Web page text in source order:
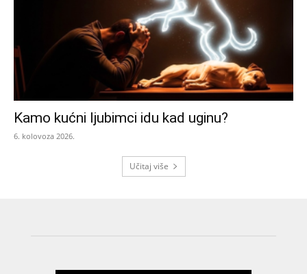
Kamo kućni ljubimci idu kad uginu?
6. kolovoza 2026.
Učitaj više